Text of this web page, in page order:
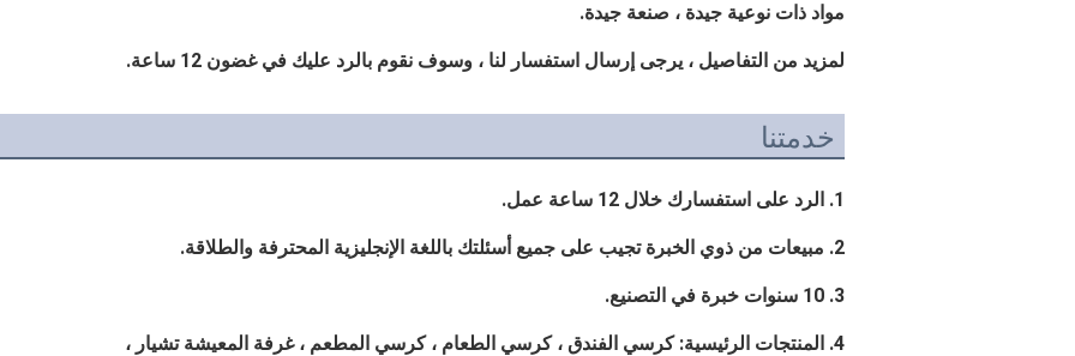
مواد ذات نوعية جيدة ، صنعة جيدة.
لمزيد من التفاصيل ، يرجى إرسال استفسار لنا ، وسوف نقوم بالرد عليك في غضون 12 ساعة.
خدمتنا
1. الرد على استفسارك خلال 12 ساعة عمل.
2. مبيعات من ذوي الخبرة تجيب على جميع أسئلتك باللغة الإنجليزية المحترفة والطلاقة.
3. 10 سنوات خبرة في التصنيع.
4. المنتجات الرئيسية: كرسي الفندق ، كرسي الطعام ، كرسي المطعم ، غرفة المعيشة تشيار ،